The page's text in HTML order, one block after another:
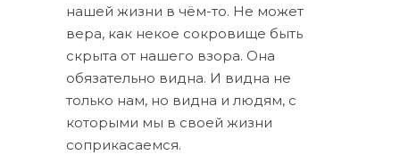
нашей жизни в чём-то. Не может
вера, как некое сокровище быть
скрыта от нашего взора. Она
обязательно видна. И видна не
только нам, но видна и людям, с
которыми мы в своей жизни
соприкасаемся.